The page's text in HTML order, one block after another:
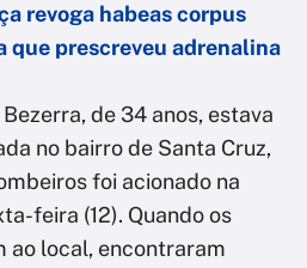
revoga habeas corpus
que prescreveu adrenalina
de 34 anos, estava
no bairro de Santa Cruz,
foi acionado na
feira (12). Quando os
ao local, encontraram